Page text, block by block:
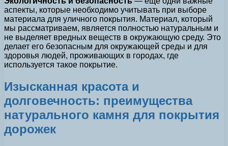
аспекты, которые необходимо учитывать при выборе
материала для уличного покрытия. Материал, который
мы рассматриваем, является полностью натуральным и
не выделяет вредных веществ в окружающую среду. Это
делает его безопасным для окружающей среды и для
здоровья людей, проживающих в городах, где
используется такое покрытие.
Изысканная красота и
долговечность: преимущества
натурального камня для покрытия
дорожек